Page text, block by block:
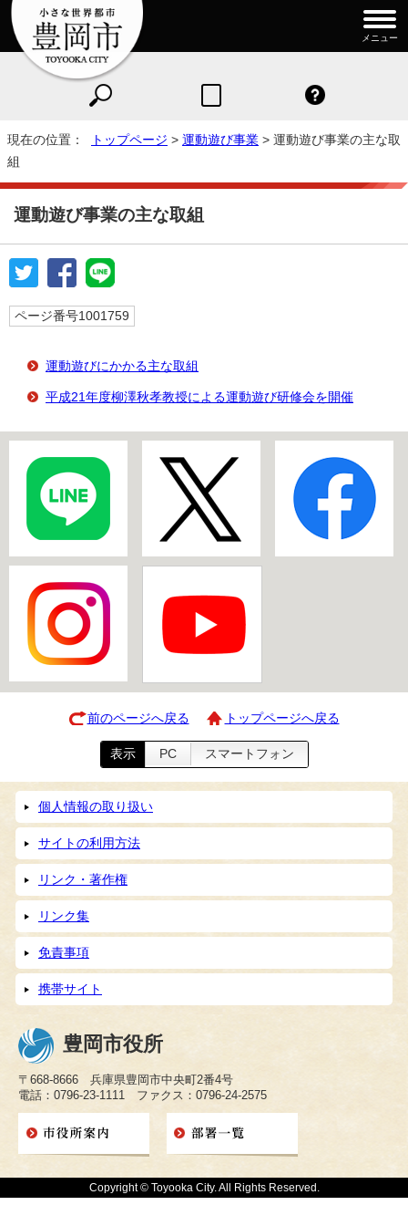
メニュー
現在の位置： トップページ > 運動遊び事業 > 運動遊び事業の主な取
組
運動遊び事業の主な取組
ページ番号1001759
運動遊びにかかる主な取組
平成21年度柳澤秋孝教授による運動遊び研修会を開催
前のページへ戻る トップページへ戻る
表示 PC スマートフォン
個人情報の取り扱い
サイトの利用方法
リンク・著作権
リンク集
免責事項
携帯サイト
豊岡市役所
〒668-8666 兵庫県豊岡市中央町2番4号
電話：0796-23-1111 ファクス：0796-24-2575
Copyright © Toyooka City. All Rights Reserved.